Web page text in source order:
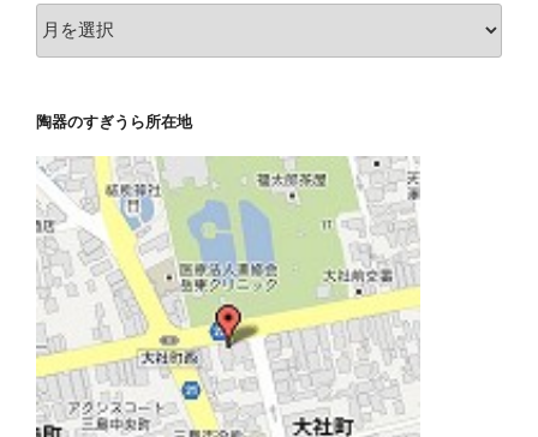
別
記
事
去
ロ
グ
記
事
陶器のすぎうら所在地